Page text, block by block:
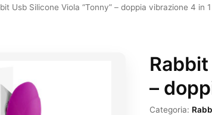
Usb Silicone Viola “Tonny” – doppia vibrazione 4 in 1
–
Categoria: